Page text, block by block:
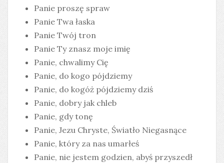
Panie proszę spraw
Panie Twa łaska
Panie Twój tron
Panie Ty znasz moje imię
Panie, chwalimy Cię
Panie, do kogo pójdziemy
Panie, do kogóż pójdziemy dziś
Panie, dobry jak chleb
Panie, gdy tonę
Panie, Jezu Chryste, Światło Niegasnące
Panie, który za nas umarłeś
Panie, nie jestem godzien, abyś przyszedł